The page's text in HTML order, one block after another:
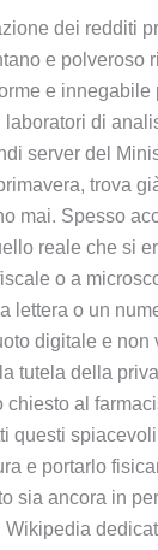
dei redditi
e polveroso
e
di
server del
trova
mai. Spesso
reale che si
o a
lettera o un
digitale e
tutela della
al
questi
e portarlo
sia ancora in